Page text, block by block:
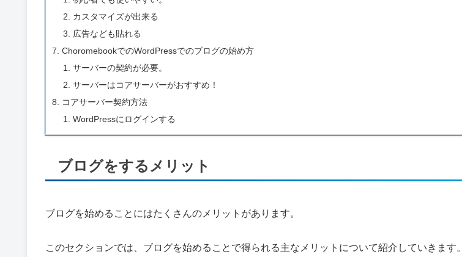
カスタマイズが出来る
広告なども貼れる
ChoromebookでのWordPressでのブログの始め方
サーバーの契約が必要。
サーバーはコアサーバーがおすすめ！
コアサーバー契約方法
WordPressにログインする
ブログをするメリット
ブログを始めることにはたくさんのメリットがあります。
このセクションでは、ブログを始めることで得られる主なメリットについて紹介していきます。